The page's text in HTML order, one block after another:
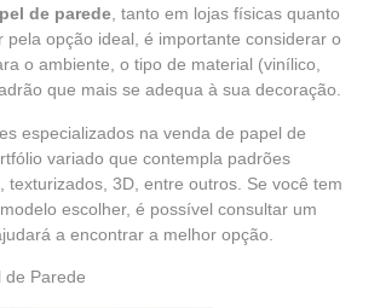
de parede, tanto em lojas físicas quanto
pela opção ideal, é importante considerar o
o ambiente, o tipo de material (vinílico,
que mais se adequa à sua decoração.
especializados na venda de papel de
variado que contempla padrões
texturizados, 3D, entre outros. Se você tem
escolher, é possível consultar um
a encontrar a melhor opção.
de Parede